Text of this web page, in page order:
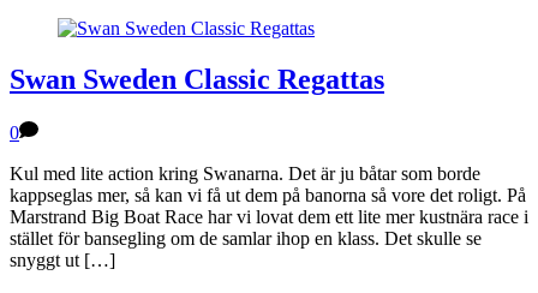
Swan Sweden Classic Regattas
0
Kul med lite action kring Swanarna. Det är ju båtar som borde
kappseglas mer, så kan vi få ut dem på banorna så vore det roligt. På
Marstrand Big Boat Race har vi lovat dem ett lite mer kustnära race i
stället för bansegling om de samlar ihop en klass. Det skulle se
snyggt ut […]